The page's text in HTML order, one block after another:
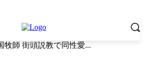
牧師 街頭説教で同性愛...